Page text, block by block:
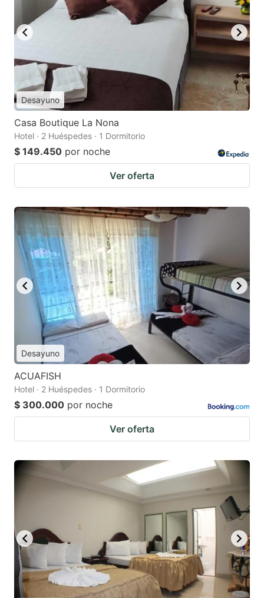
Desayuno
Casa Boutique La Nona
Hotel · 2 Huéspedes · 1 Dormitorio
$ 149.450 por noche
Ver oferta
Desayuno
ACUAFISH
Hotel · 2 Huéspedes · 1 Dormitorio
$ 300.000 por noche
Ver oferta